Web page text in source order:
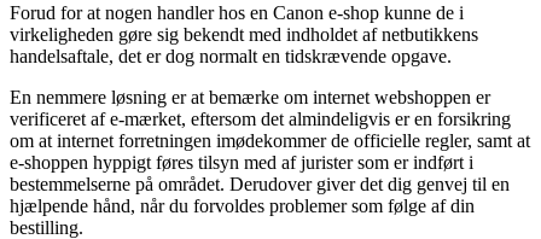
Forud for at nogen handler hos en Canon e-shop kunne de i
virkeligheden gøre sig bekendt med indholdet af netbutikkens
handelsaftale, det er dog normalt en tidskrævende opgave.
En nemmere løsning er at bemærke om internet webshoppen er
verificeret af e-mærket, eftersom det almindeligvis er en forsikring
om at internet forretningen imødekommer de officielle regler, samt at
e-shoppen hyppigt føres tilsyn med af jurister som er indført i
bestemmelserne på området. Derudover giver det dig genvej til en
hjælpende hånd, når du forvoldes problemer som følge af din
bestilling.